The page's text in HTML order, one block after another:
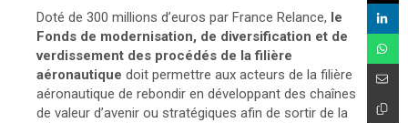
Doté de 300 millions d’euros par France Relance, le
Fonds de modernisation, de diversification et de
verdissement des procédés de la filière
aéronautique doit permettre aux acteurs de la filière
aéronautique de rebondir en développant des chaînes
de valeur d’avenir ou stratégiques afin de sortir de la